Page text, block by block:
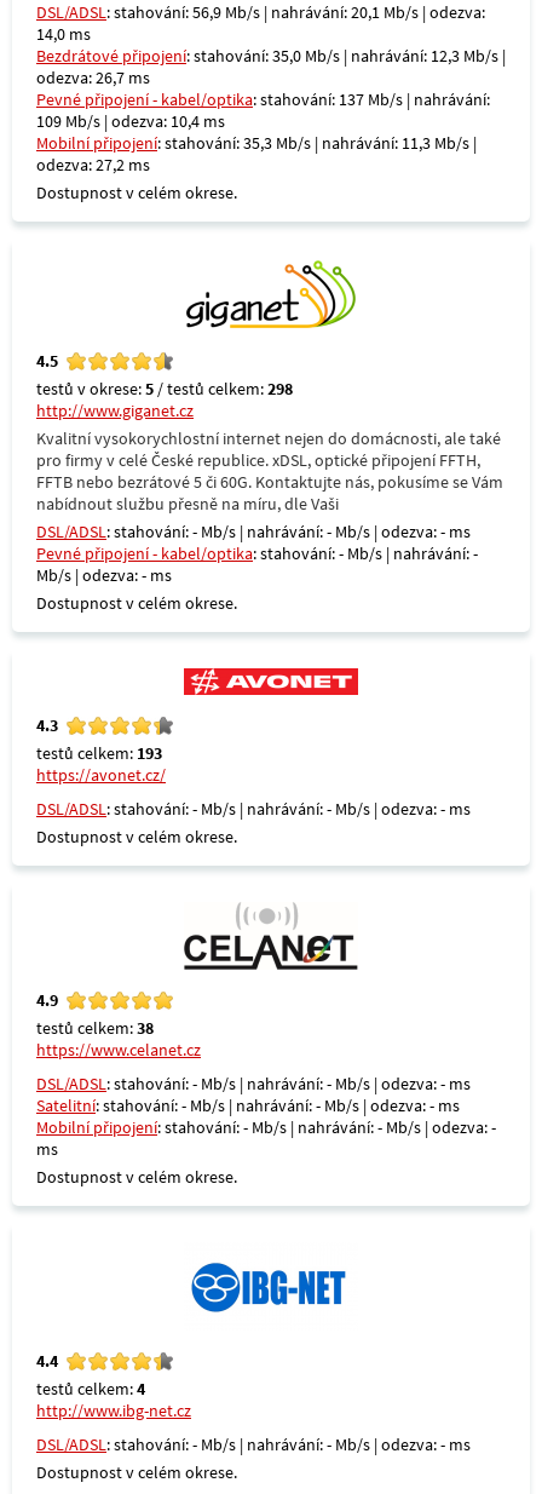
DSL/ADSL: stahování: 56,9 Mb/s | nahrávání: 20,1 Mb/s | odezva:
14,0 ms
Bezdrátové připojení: stahování: 35,0 Mb/s | nahrávání: 12,3 Mb/s |
odezva: 26,7 ms
Pevné připojení - kabel/optika: stahování: 137 Mb/s | nahrávání:
109 Mb/s | odezva: 10,4 ms
Mobilní připojení: stahování: 35,3 Mb/s | nahrávání: 11,3 Mb/s |
odezva: 27,2 ms
Dostupnost v celém okrese.
4.5
testů v okrese:5 / testů celkem:298
http://www.giganet.cz
Kvalitní vysokorychlostní internet nejen do domácnosti, ale také
pro firmy v celé České republice. xDSL, optické připojení FFTH,
FFTB nebo bezrátové 5 či 60G. Kontaktujte nás, pokusíme se Vám
nabídnout službu přesně na míru, dle Vaši
DSL/ADSL: stahování: - Mb/s | nahrávání: - Mb/s | odezva: - ms
Pevné připojení - kabel/optika: stahování: - Mb/s | nahrávání: -
Mb/s | odezva: - ms
Dostupnost v celém okrese.
4.3
testů celkem: 193
https://avonet.cz/
DSL/ADSL: stahování: - Mb/s | nahrávání: - Mb/s | odezva: - ms
Dostupnost v celém okrese.
4.9
testů celkem:38
https://www.celanet.cz
DSL/ADSL: stahování: - Mb/s | nahrávání: - Mb/s | odezva: - ms
Satelitní: stahování: - Mb/s | nahrávání: - Mb/s | odezva: - ms
Mobilní připojení: stahování: - Mb/s | nahrávání: - Mb/s | odezva: -
ms
Dostupnost v celém okrese.
4.4
testů celkem:4
http://www.ibg-net.cz
DSL/ADSL: stahování: - Mb/s | nahrávání: - Mb/s | odezva: - ms
Dostupnost v celém okrese.